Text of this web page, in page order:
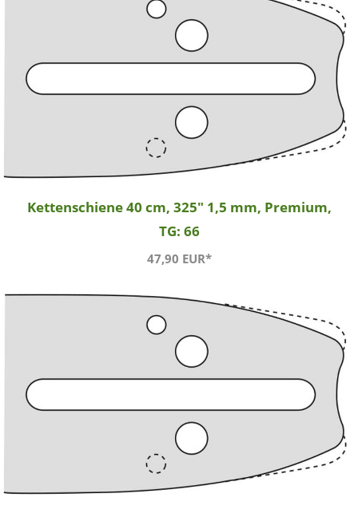
Kettenschiene 40 cm, 325" 1,5 mm, Premium,
TG: 66
47,90 EUR*